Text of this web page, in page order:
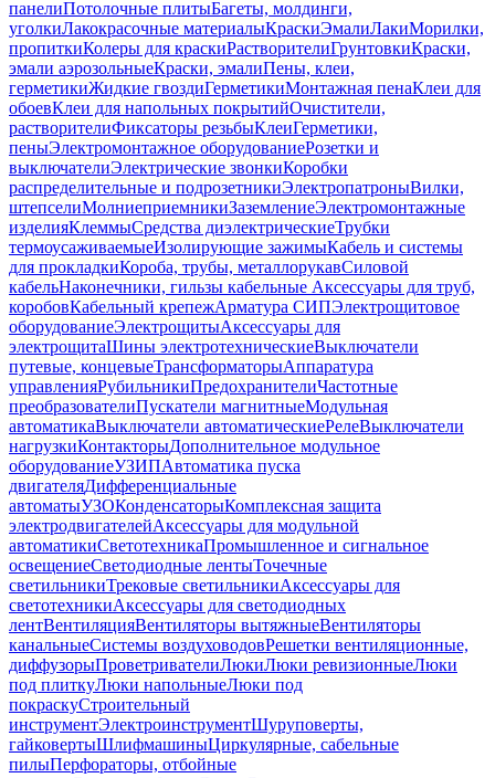
панелиПотолочные плитыБагеты, молдинги,
уголкиЛакокрасочные материалыКраскиЭмалиЛакиМорилки,
пропиткиКолеры для краскиРастворителиГрунтовкиКраски,
эмали аэрозольныеКраски, эмалиПены, клеи,
герметикиЖидкие гвоздиГерметикиМонтажная пенаКлеи для
обоевКлеи для напольных покрытийОчистители,
растворителиФиксаторы резьбыКлеиГерметики,
пеныЭлектромонтажное оборудованиеРозетки и
выключателиЭлектрические звонкиКоробки
распределительные и подрозетникиЭлектропатроныВилки,
штепселиМолниеприемникиЗаземлениеЭлектромонтажные
изделияКлеммыСредства диэлектрическиеТрубки
термоусаживаемыеИзолирующие зажимыКабель и системы
для прокладкиКороба, трубы, металлорукавСиловой
кабельНаконечники, гильзы кабельные Аксессуары для труб,
коробовКабельный крепежАрматура СИПЭлектрощитовое
оборудованиеЭлектрощитыАксессуары для
электрощитаШины электротехническиеВыключатели
путевые, концевыеТрансформаторыАппаратура
управленияРубильникиПредохранителиЧастотные
преобразователиПускатели магнитныеМодульная
автоматикаВыключатели автоматическиеРелеВыключатели
нагрузкиКонтакторыДополнительное модульное
оборудованиеУЗИПАвтоматика пуска
двигателяДифференциальные
автоматыУЗОКонденсаторыКомплексная защита
электродвигателейАксессуары для модульной
автоматикиСветотехникаПромышленное и сигнальное
освещениеСветодиодные лентыТочечные
светильникиТрековые светильникиАксессуары для
светотехникиАксессуары для светодиодных
лентВентиляцияВентиляторы вытяжныеВентиляторы
канальныеСистемы воздуховодовРешетки вентиляционные,
диффузорыПроветривателиЛюкиЛюки ревизионныеЛюки
под плиткуЛюки напольныеЛюки под
покраскуСтроительный
инструментЭлектроинструментШуруповерты,
гайковертыШлифмашиныЦиркулярные, сабельные
пилыПерфораторы, отбойные